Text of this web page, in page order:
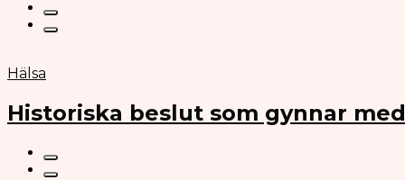
Hälsa
Historiska beslut som gynnar